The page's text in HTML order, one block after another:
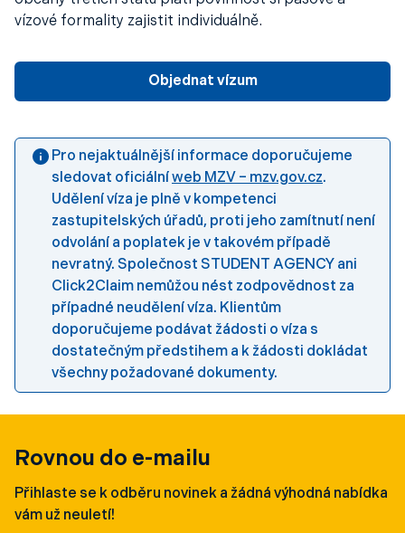
vízové formality zajistit individuálně.
Objednat vízum
Pro nejaktuálnější informace doporučujeme
sledovat oficiální web MZV – mzv.gov.cz.
Udělení víza je plně v kompetenci
zastupitelských úřadů, proti jeho zamítnutí není
odvolání a poplatek je v takovém případě
nevratný. Společnost STUDENT AGENCY ani
Click2Claim nemůžou nést zodpovědnost za
případné neudělení víza. Klientům
doporučujeme podávat žádosti o víza s
dostatečným předstihem a k žádosti dokládat
všechny požadované dokumenty.
Rovnou do e-mailu
Přihlaste se k odběru novinek a žádná výhodná nabídka
vám už neuletí!